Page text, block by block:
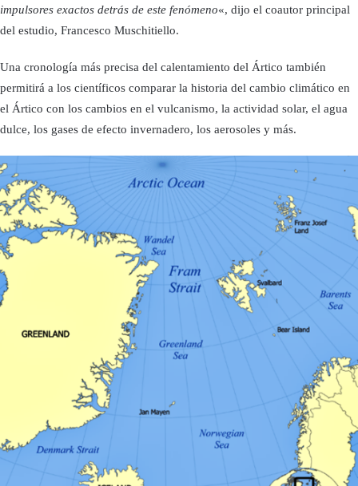
impulsores exactos detrás de este fenómeno«, dijo el coautor principal
del estudio, Francesco Muschitiello.
Una cronología más precisa del calentamiento del Ártico también
permitirá a los científicos comparar la historia del cambio climático en
el Ártico con los cambios en el vulcanismo, la actividad solar, el agua
dulce, los gases de efecto invernadero, los aerosoles y más.